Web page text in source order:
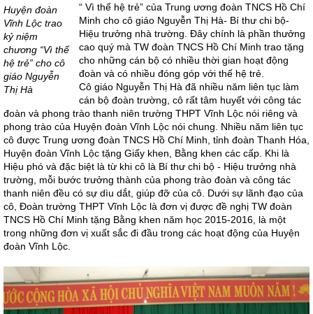
Huyện đoàn
Vĩnh Lộc trao
kỷ niệm
chương “Vì thế
hệ trẻ” cho cô
giáo Nguyễn
Thị Hà
“ Vì thế hệ trẻ” của Trung ương đoàn TNCS Hồ Chí
Minh cho cô giáo Nguyễn Thị Hà- Bí thư chi bộ-
Hiệu trưởng nhà trường. Đây chính là phần thưởng
cao quý mà TW đoàn TNCS Hồ Chí Minh trao tặng
cho những cán bộ có nhiều thời gian hoạt động
đoàn và có nhiều đóng góp với thế hệ trẻ.
Cô giáo Nguyễn Thị Hà đã nhiều năm liên tục làm
cán bộ đoàn trường, cô rất tâm huyết với công tác
đoàn và phong trào thanh niên trường THPT Vĩnh Lộc nói riêng và
phong trào của Huyện đoàn Vĩnh Lộc nói chung. Nhiều năm liên tục
cô được Trung ương đoàn TNCS Hồ Chí Minh, tỉnh đoàn Thanh Hóa,
Huyện đoàn Vĩnh Lộc tặng Giấy khen, Bằng khen các cấp. Khi là
Hiệu phó và đặc biệt là từ khi cô là Bí thư chi bộ - Hiệu trưởng nhà
trường, mỗi bước trưởng thành của phong trào đoàn và công tác
thanh niên đều có sự dìu dắt, giúp đỡ của cô. Dưới sự lãnh đạo của
cô, Đoàn trường THPT Vĩnh Lộc là đơn vị được đề nghị TW đoàn
TNCS Hồ Chí Minh tặng Bằng khen năm học 2015-2016, là một
trong những đơn vị xuất sắc đi đầu trong các hoạt động của Huyện
đoàn Vĩnh Lộc.